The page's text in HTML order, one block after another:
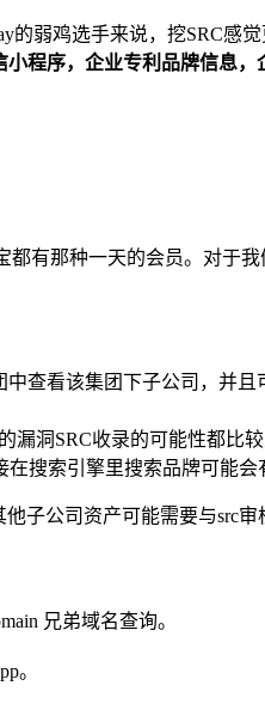
的弱鸡选手来说，挖SRC
程序，企业专利品牌信息，
都有那种一天的会员。对
查看该集团下子公司，并且
漏洞SRC收录的可能性都比较
搜索引擎里搜索品牌可能
子公司资产可能需要与src审
兄弟域名查询。
。